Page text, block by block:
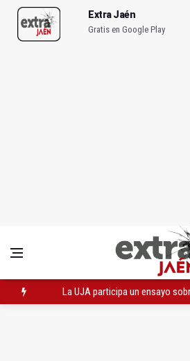
Extra Jaén
Gratis en Google Play
La UJA participa un ensayo